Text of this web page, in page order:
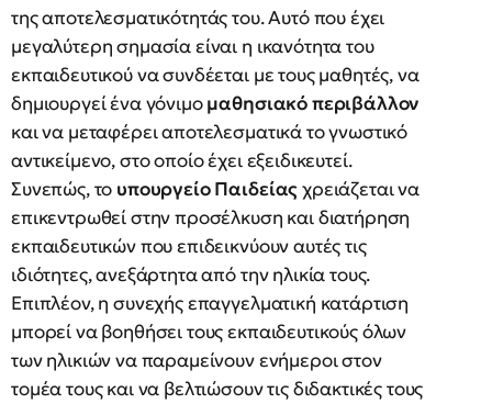
της αποτελεσματικότητάς του. Αυτό που έχει
μεγαλύτερη σημασία είναι η ικανότητα του
εκπαιδευτικού να συνδέεται με τους μαθητές, να
δημιουργεί ένα γόνιμομαθησιακό περιβάλλον
και να μεταφέρει αποτελεσματικά το γνωστικό
αντικείμενο, στο οποίο έχει εξειδικευτεί.
Συνεπώς, το υπουργείο Παιδείαςχρειάζεται να
επικεντρωθεί στην προσέλκυση και διατήρηση
εκπαιδευτικών που επιδεικνύουν αυτές τις
ιδιότητες, ανεξάρτητα από την ηλικία τους.
Επιπλέον, η συνεχής επαγγελματική κατάρτιση
μπορεί να βοηθήσει τους εκπαιδευτικούς όλων
των ηλικιών να παραμείνουν ενήμεροι στον
τομέα τους και να βελτιώσουν τις διδακτικές τους